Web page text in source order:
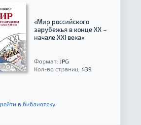
«Мир российского
зарубежья в конце XX –
начале XXI века»
Формат: JPG
Кол-во страниц: 439
в библиотеку